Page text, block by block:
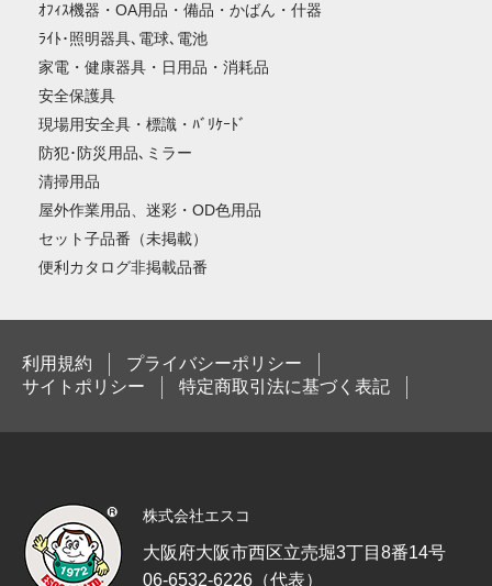
ｵﾌｨｽ機器・OA用品・備品・かばん・什器
ﾗｲﾄ･照明器具､電球､電池
家電・健康器具・日用品・消耗品
安全保護具
現場用安全具・標識・ﾊﾞﾘｹｰﾄﾞ
防犯･防災用品､ミラー
清掃用品
屋外作業用品、迷彩・OD色用品
セット子品番（未掲載）
便利カタログ非掲載品番
利用規約
プライバシーポリシー
サイトポリシー
特定商取引法に基づく表記
株式会社エスコ
大阪府大阪市西区立売堀3丁目8番14号
06-6532-6226（代表）